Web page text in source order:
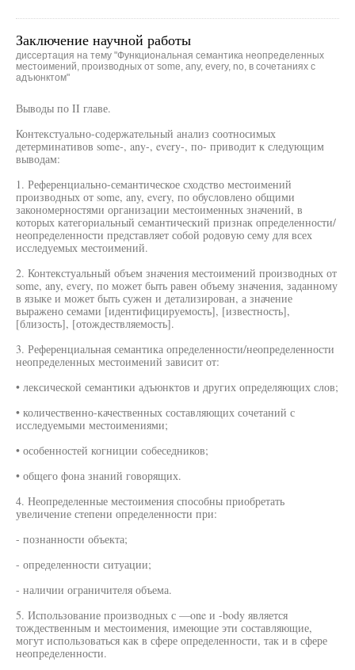
Заключение научной работы
диссертация на тему "Функциональная семантика неопределенных
местоимений, производных от some, any, every, no, в сочетаниях с
адъюнктом"
Выводы по II главе.
Контекстуально-содержательный анализ соотносимых
детерминативов some-, any-, every-, по- приводит к следующим
выводам:
1. Референциально-семантическое сходство местоимений
производных от some, any, every, по обусловлено общими
закономерностями организации местоименных значений, в
которых категориальный семантический признак определенности/
неопределенности представляет собой родовую сему для всех
исследуемых местоимений.
2. Контекстуальный объем значения местоимений производных от
some, any, every, по может быть равен объему значения, заданному
в языке и может быть сужен и детализирован, а значение
выражено семами [идентифицируемость], [известность],
[близость], [отождествляемость].
3. Референциальная семантика определенности/неопределенности
неопределенных местоимений зависит от:
• лексической семантики адъюнктов и других определяющих слов;
• количественно-качественных составляющих сочетаний с
исследуемыми местоимениями;
• особенностей когниции собеседников;
• общего фона знаний говорящих.
4. Неопределенные местоимения способны приобретать
увеличение степени определенности при:
- познанности объекта;
- определенности ситуации;
- наличии ограничителя объема.
5. Использование производных с —one и -body является
тождественным и местоимения, имеющие эти составляющие,
могут использоваться как в сфере определенности, так и в сфере
неопределенности.